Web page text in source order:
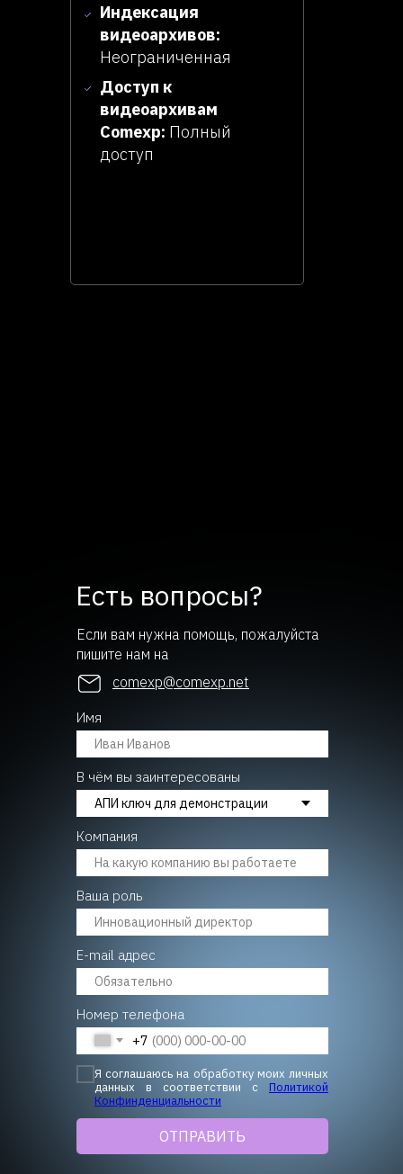
Индексация
видеоархивов:
Неограниченная
Доступ к
видеоархивам
Comexp: Полный
доступ
Есть вопросы?
Если вам нужна помощь, пожалуйста
пишите нам на
comexp@comexp.net
Имя
В чём вы заинтересованы
Компания
Ваша роль
E-mail адрес
Номер телефона
+7
Я соглашаюсь на обработку моих личных
данных в соответствии с Политикой
Конфинденциальности
ОТПРАВИТЬ